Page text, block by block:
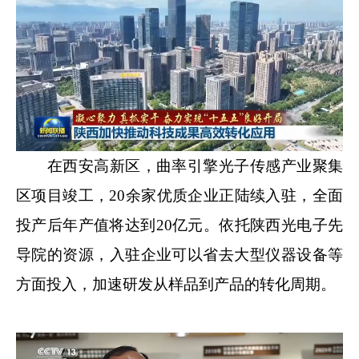
在西安高新区，曲率引擎光子传感产业聚集
区项目竣工，20余家优质企业正陆续入驻，全面
投产后年产值将达到20亿元。依托陕西光电子先
导院的资源，入驻企业可以省去大型仪器设备等
方面投入，加速研发从样品到产品的转化周期。